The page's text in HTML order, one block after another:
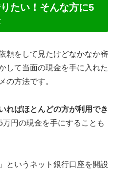
たい！そんな方に5
頼をして見たけどなかなか審
して当面の現金を手に入れた
の方法です。
ればほとんどの方が利用でき
円の現金を手にすることも
というネット銀行口座を開設